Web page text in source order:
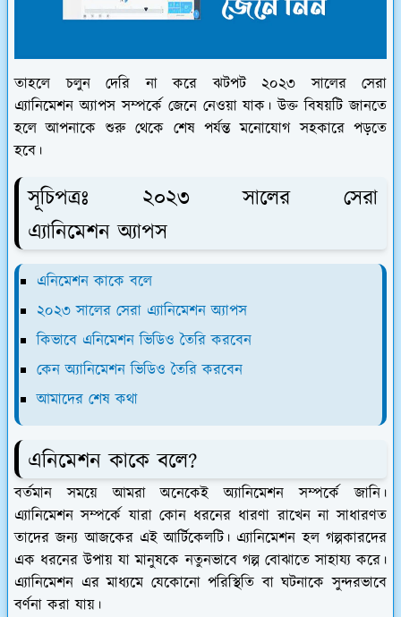
তাহলে চলুন দেরি না করে ঝটপট ২০২৩ সালের সেরা
এ্যানিমেশন অ্যাপস সম্পর্কে জেনে নেওয়া যাক। উক্ত বিষয়টি জানতে
হলে আপনাকে শুরু থেকে শেষ পর্যন্ত মনোযোগ সহকারে পড়তে
হবে।
সূচিপত্রঃ ২০২৩ সালের সেরা
এ্যানিমেশন অ্যাপস
এনিমেশন কাকে বলে
২০২৩ সালের সেরা এ্যানিমেশন অ্যাপস
কিভাবে এনিমেশন ভিডিও তৈরি করবেন
কেন অ্যানিমেশন ভিডিও তৈরি করবেন
আমাদের শেষ কথা
এনিমেশন কাকে বলে?
বর্তমান সময়ে আমরা অনেকেই অ্যানিমেশন সম্পর্কে জানি।
এ্যানিমেশন সম্পর্কে যারা কোন ধরনের ধারণা রাখেন না সাধারণত
তাদের জন্য আজকের এই আর্টিকেলটি। এ্যানিমেশন হল গল্পকারদের
এক ধরনের উপায় যা মানুষকে নতুনভাবে গল্প বোঝাতে সাহায্য করে।
এ্যানিমেশন এর মাধ্যমে যেকোনো পরিস্থিতি বা ঘটনাকে সুন্দরভাবে
বর্ণনা করা যায়।